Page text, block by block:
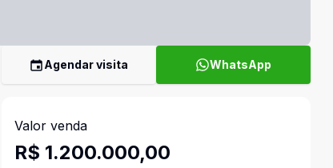
Agendar visita WhatsApp
Valor venda
R$ 1.200.000,00